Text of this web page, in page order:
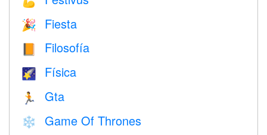
🎉 Fiesta
📙 Filosofía
🌠 Física
🏃 Gta
❄️ Game Of Thrones